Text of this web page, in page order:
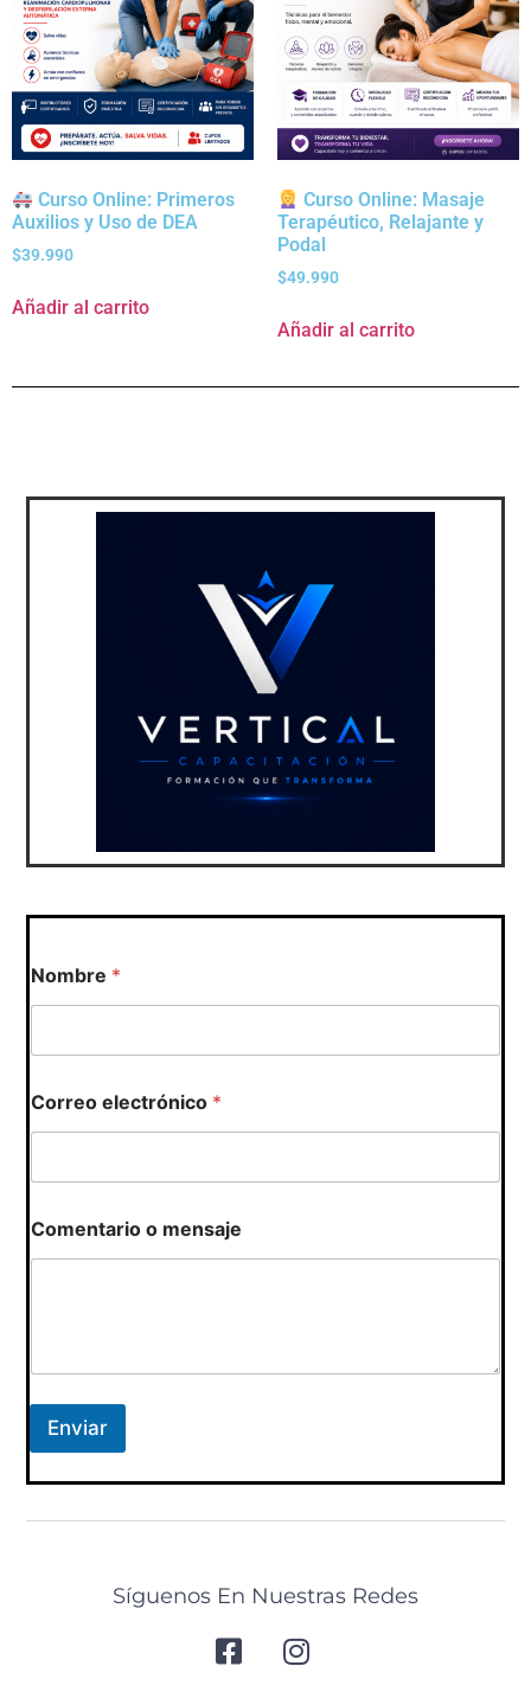
Curso Online: Primeros
Auxilios y Uso de DEA
$39.990
Añadir al carrito
Curso Online: Masaje
Terapéutico, Relajante y
Podal
$49.990
Añadir al carrito
Nombre *
o
o
Correo electrónico *
Comentario o mensaje
Enviar
Síguenos En Nuestras Redes